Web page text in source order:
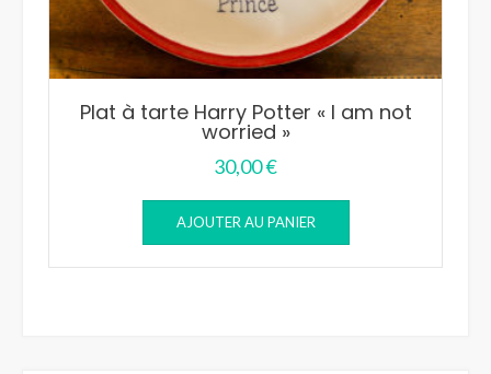
Plat à tarte Harry Potter « I am not
worried »
30,00€
AJOUTER AU PANIER